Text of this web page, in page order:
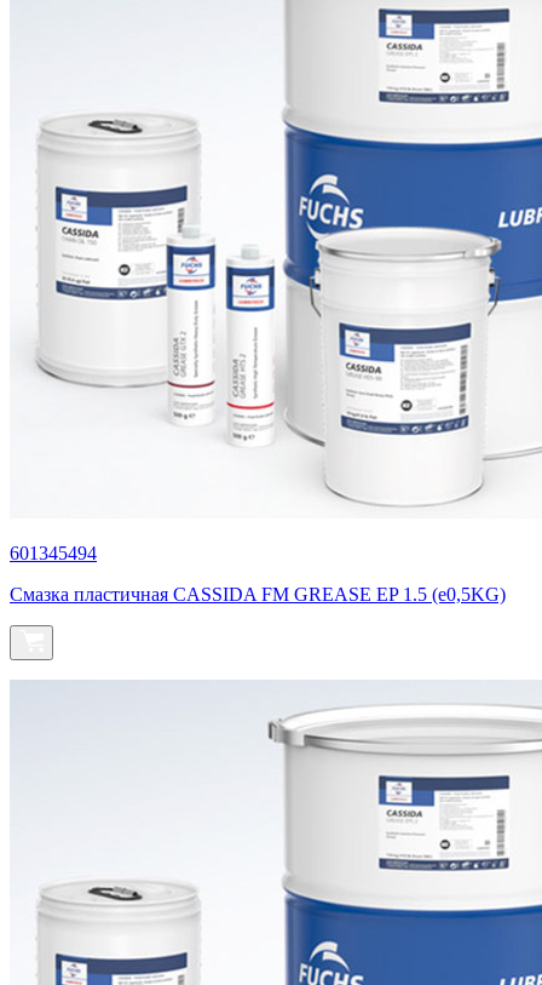
601345494
Смазка пластичная CASSIDA FM GREASE EP 1.5 (e0,5KG)